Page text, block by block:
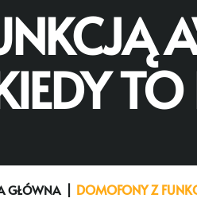
TO
GŁÓWNA DOMOFONY Z